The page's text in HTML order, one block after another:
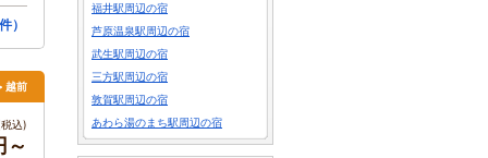
）
越前
込)
～
福井駅周辺の宿
芦原温泉駅周辺の宿
武生駅周辺の宿
三方駅周辺の宿
敦賀駅周辺の宿
あわら湯のまち駅周辺の宿